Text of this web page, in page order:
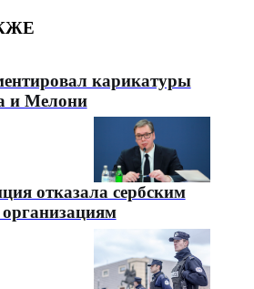
карикатуры
и Мелони
отказала сербским